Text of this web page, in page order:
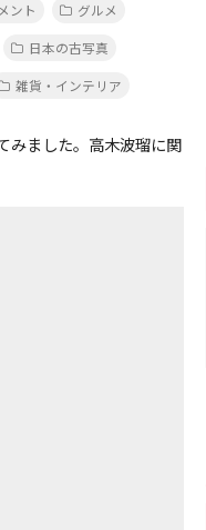
ント
グルメ
日本の古写真
雑貨・インテリア
みました。高木波瑠に関